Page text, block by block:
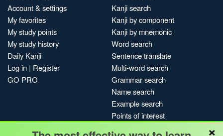
Account & settings
My favorites
My study points
My study history
Daily Kanji
Log in | Register
GO PRO
Kanji search
Kanji by component
Kanji by mnemonic
Word search
Sentence translate
Multi-word search
Grammar search
Name search
Example search
Points of interest
×